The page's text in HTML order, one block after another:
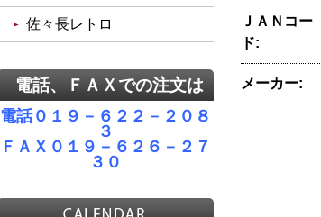
ＪＡＮコー
ド:
メーカー:
佐々長レトロ
電話、ＦＡＸでの注文は
電話０１９－６２２－２０８
３
ＦＡＸ０１９－６２６－２７
３０